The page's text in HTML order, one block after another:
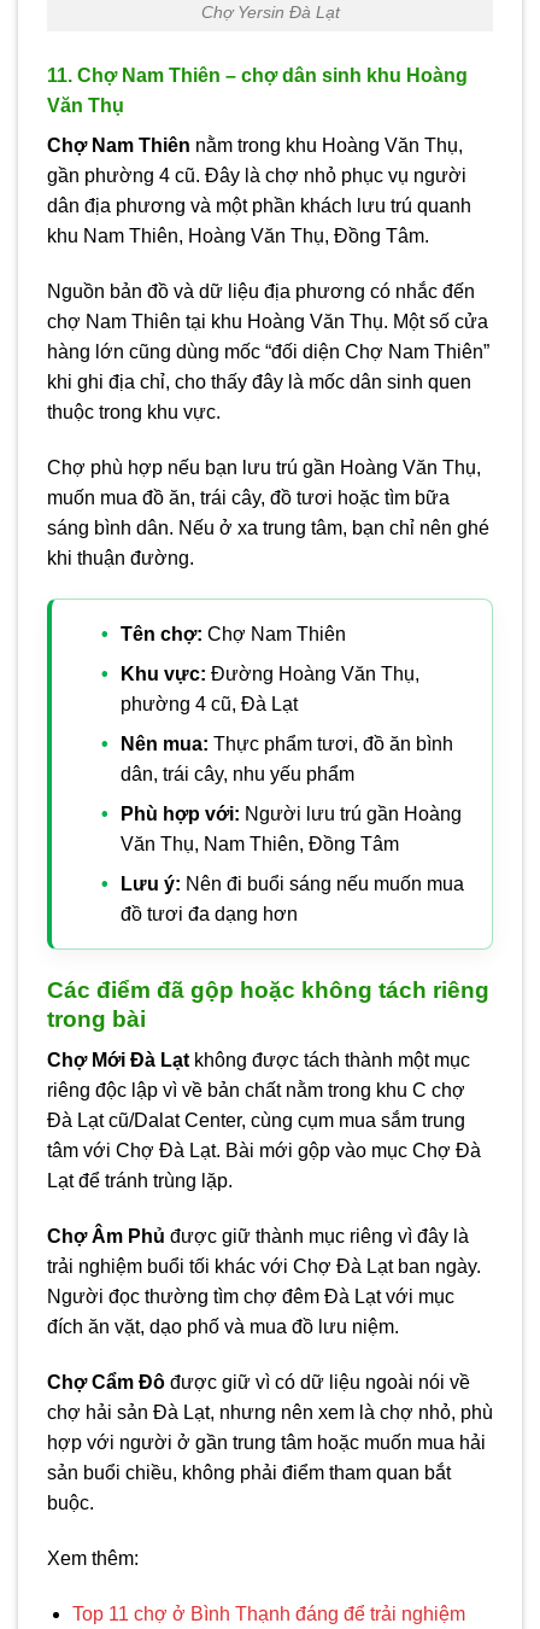
Chợ Yersin Đà Lạt
11. Chợ Nam Thiên – chợ dân sinh khu Hoàng
Văn Thụ
Chợ Nam Thiên nằm trong khu Hoàng Văn Thụ,
gần phường 4 cũ. Đây là chợ nhỏ phục vụ người
dân địa phương và một phần khách lưu trú quanh
khu Nam Thiên, Hoàng Văn Thụ, Đồng Tâm.
Nguồn bản đồ và dữ liệu địa phương có nhắc đến
chợ Nam Thiên tại khu Hoàng Văn Thụ. Một số cửa
hàng lớn cũng dùng mốc “đối diện Chợ Nam Thiên”
khi ghi địa chỉ, cho thấy đây là mốc dân sinh quen
thuộc trong khu vực.
Chợ phù hợp nếu bạn lưu trú gần Hoàng Văn Thụ,
muốn mua đồ ăn, trái cây, đồ tươi hoặc tìm bữa
sáng bình dân. Nếu ở xa trung tâm, bạn chỉ nên ghé
khi thuận đường.
Tên chợ: Chợ Nam Thiên
Khu vực: Đường Hoàng Văn Thụ,
phường 4 cũ, Đà Lạt
Nên mua: Thực phẩm tươi, đồ ăn bình
dân, trái cây, nhu yếu phẩm
Phù hợp với: Người lưu trú gần Hoàng
Văn Thụ, Nam Thiên, Đồng Tâm
Lưu ý: Nên đi buổi sáng nếu muốn mua
đồ tươi đa dạng hơn
Các điểm đã gộp hoặc không tách riêng
trong bài
Chợ Mới Đà Lạtkhông được tách thành một mục
riêng độc lập vì về bản chất nằm trong khu C chợ
Đà Lạt cũ/Dalat Center, cùng cụm mua sắm trung
tâm với Chợ Đà Lạt. Bài mới gộp vào mục Chợ Đà
Lạt để tránh trùng lặp.
Chợ Âm Phủ được giữ thành mục riêng vì đây là
trải nghiệm buổi tối khác với Chợ Đà Lạt ban ngày.
Người đọc thường tìm chợ đêm Đà Lạt với mục
đích ăn vặt, dạo phố và mua đồ lưu niệm.
Chợ Cẩm Đô được giữ vì có dữ liệu ngoài nói về
chợ hải sản Đà Lạt, nhưng nên xem là chợ nhỏ, phù
hợp với người ở gần trung tâm hoặc muốn mua hải
sản buổi chiều, không phải điểm tham quan bắt
buộc.
Xem thêm:
Top 11 chợ ở Bình Thạnh đáng để trải nghiệm